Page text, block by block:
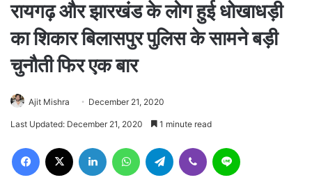
रायगढ़ और झारखंड के लोग हुई धोखाधड़ी
का शिकार बिलासपुर पुलिस के सामने बड़ी
चुनौती फिर एक बार
Ajit Mishra December 21, 2020
Last Updated: December 21, 2020 1 minute read
Facebook LinkedIn WhatsAppTelegram Viber